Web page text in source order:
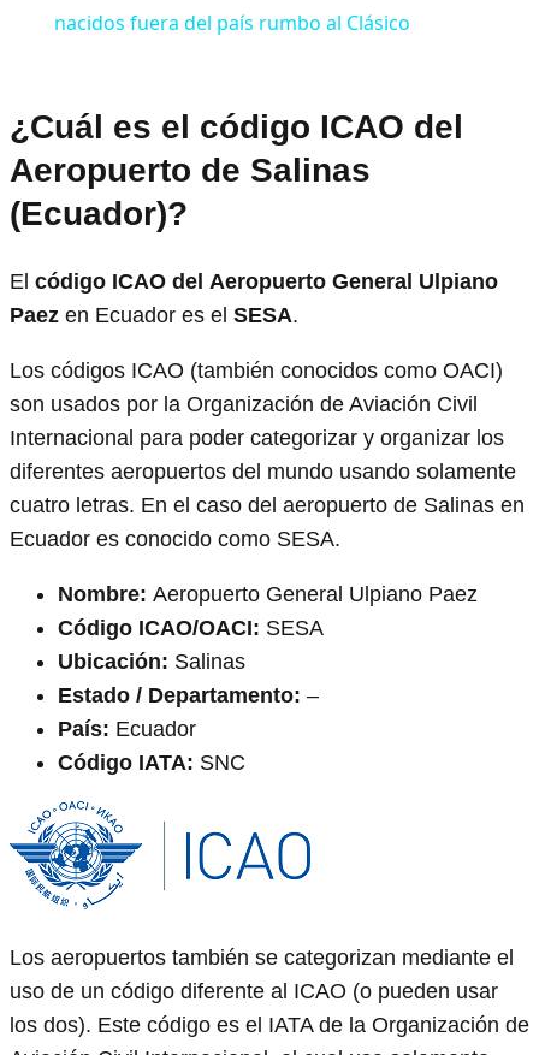
nacidos fuera del país rumbo al Clásico
¿Cuál es el código ICAO del
Aeropuerto de Salinas
(Ecuador)?
El código ICAO del Aeropuerto General Ulpiano
Paez en Ecuador es el SESA.
Los códigos ICAO (también conocidos como OACI)
son usados por la Organización de Aviación Civil
Internacional para poder categorizar y organizar los
diferentes aeropuertos del mundo usando solamente
cuatro letras. En el caso del aeropuerto de Salinas en
Ecuador es conocido como SESA.
Nombre: Aeropuerto General Ulpiano Paez
Código ICAO/OACI: SESA
Ubicación: Salinas
Estado / Departamento: –
País: Ecuador
Código IATA: SNC
Los aeropuertos también se categorizan mediante el
uso de un código diferente al ICAO (o pueden usar
los dos). Este código es el IATA de la Organización de